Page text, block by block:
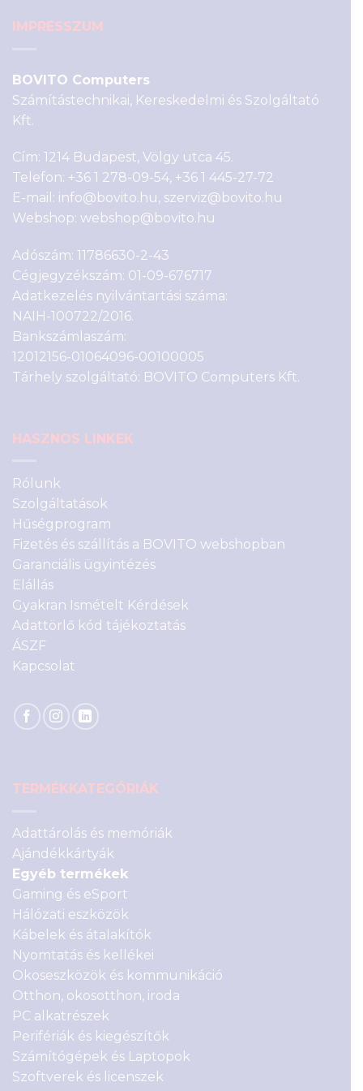
IMPRESSZUM
BOVITO Computers
Számítástechnikai, Kereskedelmi és Szolgáltató
Kft.
Cím: 1214 Budapest, Völgy utca 45.
Telefon: +36 1 278-09-54, +36 1 445-27-72
E-mail: info@bovito.hu, szerviz@bovito.hu
Webshop: webshop@bovito.hu
Adószám: 11786630-2-43
Cégjegyzékszám: 01-09-676717
Adatkezelés nyilvántartási száma:
NAIH-100722/2016.
Bankszámlaszám:
12012156-01064096-00100005
Tárhely szolgáltató: BOVITO Computers Kft.
HASZNOS LINKEK
Rólunk
Szolgáltatások
Hűségprogram
Fizetés és szállítás a BOVITO webshopban
Garanciális ügyintézés
Elállás
Gyakran Ismételt Kérdések
Adattörlő kód tájékoztatás
ÁSZF
Kapcsolat
TERMÉKKATEGÓRIÁK
Adattárolás és memóriák
Ajándékkártyák
Egyéb termékek
Gaming és eSport
Hálózati eszközök
Kábelek és átalakítók
Nyomtatás és kellékei
Okoseszközök és kommunikáció
Otthon, okosotthon, iroda
PC alkatrészek
Perifériák és kiegészítők
Számítógépek és Laptopok
Szoftverek és licenszek